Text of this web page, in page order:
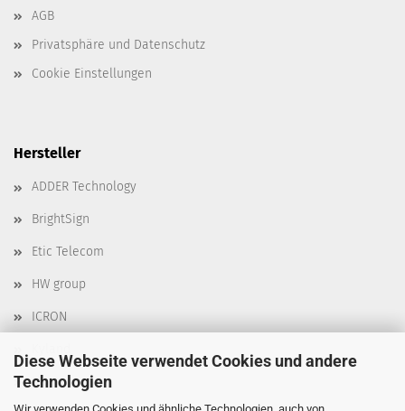
Diese Webseite verwendet Cookies und andere
Technologien
AGB
Privatsphäre und Datenschutz
Cookie Einstellungen
Hersteller
ADDER Technology
BrightSign
Etic Telecom
HW group
ICRON
Moxa